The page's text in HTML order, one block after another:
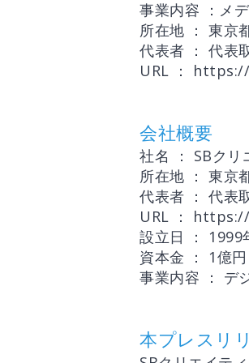
事業内容 ：メ
所在地 ： 東京
代表者 ： 代
URL ：
会社概要
社名 ： SBクリ
所在地 ： 東京
代表者 ： 代表
URL ：
設立日 ： 1999
資本金 ： 1億円
事業内容 ： デ
本プレスリ